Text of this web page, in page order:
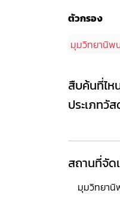
ตัวกรอง
มุมวิทยานิพ
สืบค้นที่ไห
ประเภทวั
สถานที่จัด
มุมวิทยา